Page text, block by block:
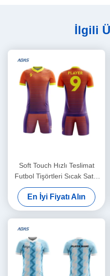
İlgili
Soft Touch Hızlı Teslimat
Futbol Tişörtleri Sıcak Satış
Eşsiz Tasarım Kulüpler İçin
Futbol Üniforması
En İyi Fiyatı Alın